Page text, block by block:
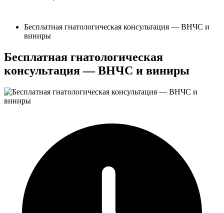
Бесплатная гнатологическая консультация — ВНЧС и
виниры
Бесплатная гнатологическая
консультация — ВНЧС и виниры